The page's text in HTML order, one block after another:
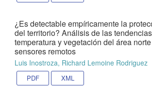
¿Es detectable empíricamente la
del territorio? Análisis de las
temperatura y vegetación del área
sensores remotos
Luis Inostroza, Richard Lemoine Rodriguez
PDF XML